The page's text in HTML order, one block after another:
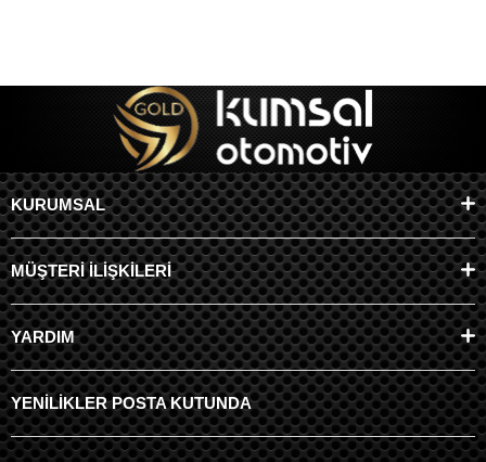
KURUMSAL
MÜŞTERİ İLİŞKİLERİ
YARDIM
YENİLİKLER POSTA KUTUNDA